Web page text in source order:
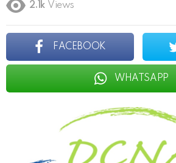
2.1k Views
FACEBOOK
WHATSAPP